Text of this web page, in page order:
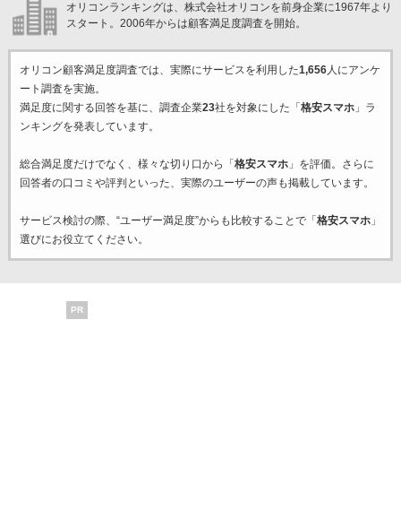
オリコンランキングは、株式会社オリコンを前身企業に1967年より
スタート。2006年からは顧客満足度調査を開始。
オリコン顧客満足度調査では、実際にサービスを利用した1,656人にアンケ
ート調査を実施。
満足度に関する回答を基に、調査企業23社を対象にした「 格安スマホ」ラ
ンキングを発表しています。
総合満足度だけでなく、様々な切り口から「 格安スマホ」を評価。さらに
回答者の口コミや評判といった、実際のユーザーの声も掲載しています。
サービス検討の際、“ユーザー満足度”からも比較することで「 格安スマホ」
選びにお役立てください。
PR